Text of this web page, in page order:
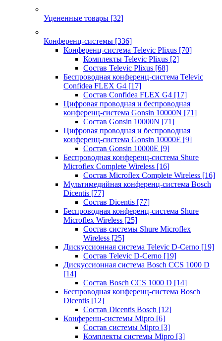
Уцененные товары [32]
Конференц-системы [336]
Конференц-система Televic Plixus [70]
Комплекты Televic Plixus [2]
Состав Televic Plixus [68]
Беспроводная конференц-система Televic
Confidea FLEX G4 [17]
Состав Confidea FLEX G4 [17]
Цифровая проводная и беспроводная
конференц-система Gonsin 10000N [71]
Состав Gonsin 10000N [71]
Цифровая проводная и беспроводная
конференц-система Gonsin 10000E [9]
Состав Gonsin 10000E [9]
Беспроводная конференц-система Shure
Microflex Complete Wireless [16]
Состав Microflex Complete Wireless [16]
Мультимедийная конференц-система Bosch
Dicentis [77]
Состав Dicentis [77]
Беспроводная конференц-система Shure
Microflex Wireless [25]
Состав системы Shure Microflex
Wireless [25]
Дискуссионная система Televic D-Cerno [19]
Состав Televic D-Cerno [19]
Дискуссионная система Bosch CCS 1000 D
[14]
Состав Bosch CCS 1000 D [14]
Беспроводная конференц-система Bosch
Dicentis [12]
Состав Dicentis Bosch [12]
Конференц-системы Mipro [6]
Состав системы Mipro [3]
Комплекты системы Mipro [3]